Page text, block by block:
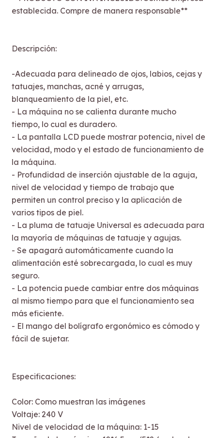
establecida. Compre de manera responsable**
Descripción:
-Adecuada para delineado de ojos, labios, cejas y
tatuajes, manchas, acné y arrugas,
blanqueamiento de la piel, etc.
- La máquina no se calienta durante mucho
tiempo, lo cual es duradero.
- La pantalla LCD puede mostrar potencia, nivel de
velocidad, modo y el estado de funcionamiento de
la máquina.
- Profundidad de inserción ajustable de la aguja,
nivel de velocidad y tiempo de trabajo que
permiten un control preciso y la aplicación de
varios tipos de piel.
- La pluma de tatuaje Universal es adecuada para
la mayoría de máquinas de tatuaje y agujas.
- Se apagará automáticamente cuando la
alimentación esté sobrecargada, lo cual es muy
seguro.
- La potencia puede cambiar entre dos máquinas
al mismo tiempo para que el funcionamiento sea
más eficiente.
- El mango del bolígrafo ergonómico es cómodo y
fácil de sujetar.
Especificaciones:
Color: Como muestran las imágenes
Voltaje: 240 V
Nivel de velocidad de la máquina: 1-15